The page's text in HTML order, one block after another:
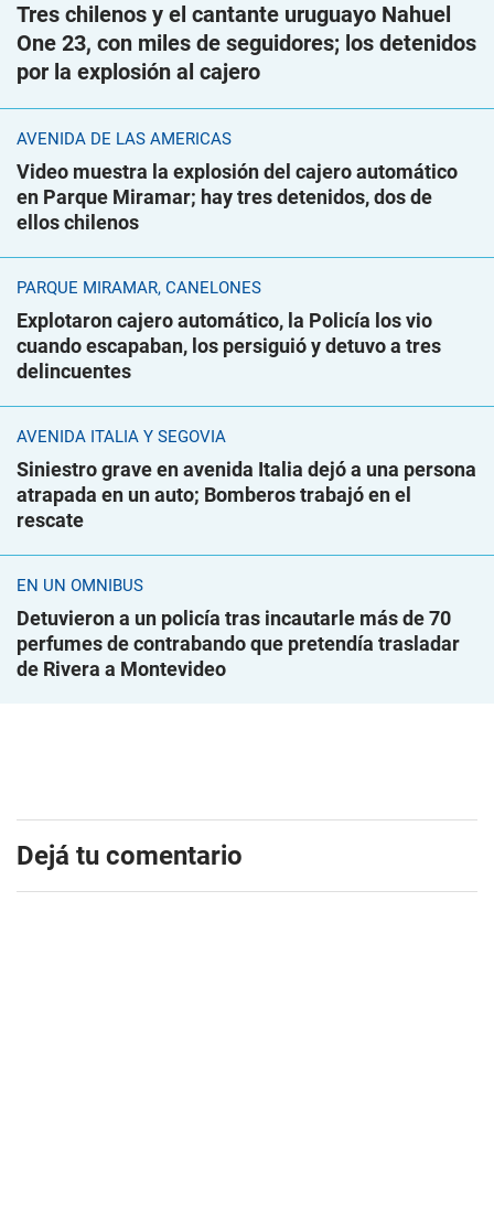
Tres chilenos y el cantante uruguayo Nahuel
One 23, con miles de seguidores; los detenidos
por la explosión al cajero
AVENIDA DE LAS AMÉRICAS
Video muestra la explosión del cajero automático
en Parque Miramar; hay tres detenidos, dos de
ellos chilenos
PARQUE MIRAMAR, CANELONES
Explotaron cajero automático, la Policía los vio
cuando escapaban, los persiguió y detuvo a tres
delincuentes
AVENIDA ITALIA Y SEGOVIA
Siniestro grave en avenida Italia dejó a una persona
atrapada en un auto; Bomberos trabajó en el
rescate
EN UN ÓMNIBUS
Detuvieron a un policía tras incautarle más de 70
perfumes de contrabando que pretendía trasladar
de Rivera a Montevideo
Dejá tu comentario